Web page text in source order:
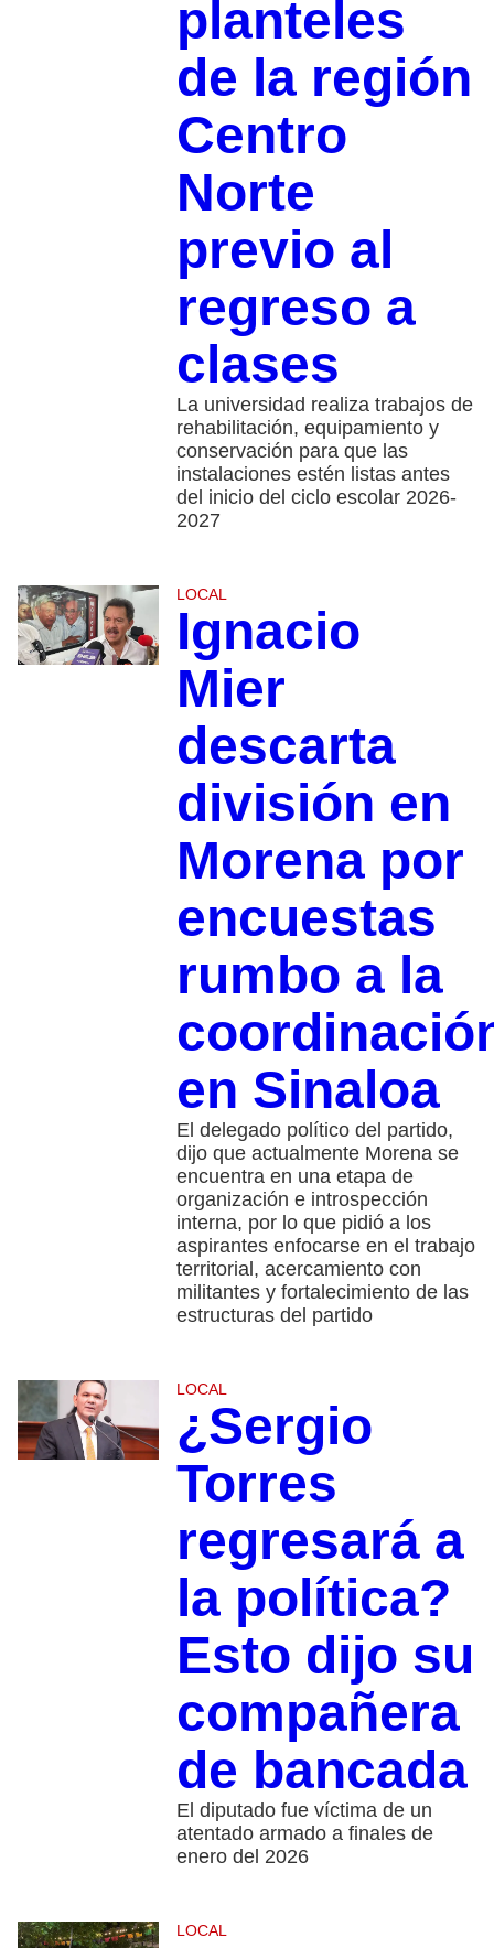
planteles
de la región
Centro
Norte
previo al
regreso a
clases
La universidad realiza trabajos de
rehabilitación, equipamiento y
conservación para que las
instalaciones estén listas antes
del inicio del ciclo escolar 2026-
2027
LOCAL
Ignacio
Mier
descarta
división en
Morena por
encuestas
rumbo a la
en Sinaloa
El delegado político del partido,
dijo que actualmente Morena se
encuentra en una etapa de
organización e introspección
interna, por lo que pidió a los
aspirantes enfocarse en el trabajo
territorial, acercamiento con
militantes y fortalecimiento de las
estructuras del partido
LOCAL
¿Sergio
Torres
regresará a
la política?
Esto dijo su
compañera
de bancada
El diputado fue víctima de un
atentado armado a finales de
enero del 2026
LOCAL